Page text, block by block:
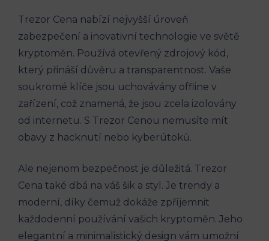
Trezor Cena nabízí nejvyšší úroveň
zabezpečení a inovativní technologie ve světě
kryptoměn. Používá otevřený zdrojový kód,
který přináší důvěru a transparentnost. Vaše
soukromé klíče jsou uchovávány offline v
zařízení, což znamená, že jsou zcela izolovány
od internetu. S Trezor Cenou nemusíte mít
obavy z hacknutí nebo kyberútoků.
Ale nejenom bezpečnost je důležitá. Trezor
Cena také dbá na váš šik a styl. Je trendy a
moderní, díky čemuž dokáže zpříjemnit
každodenní používání vašich kryptoměn. Jeho
elegantní a minimalistický design vám umožní